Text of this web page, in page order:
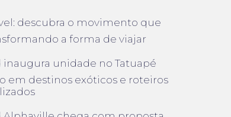
descubra o movimento que
a forma de viajar
inaugura unidade no Tatuapé
em destinos exóticos e roteiros